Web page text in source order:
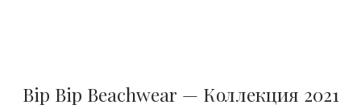
Bip Bip Beachwear — Коллекция 2021